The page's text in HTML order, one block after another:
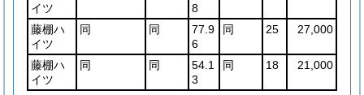
イツ
8
藤棚ハ
イツ
同 同
77.9
6
同 25 27,000
藤棚ハ
イツ
同 同
54.1
3
同 18 21,000